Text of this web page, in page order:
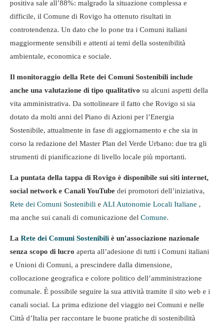
positiva sale all’88%: malgrado la situazione complessa e
difficile, il Comune di Rovigo ha ottenuto risultati in
controtendenza. Un dato che lo pone tra i Comuni italiani
maggiormente sensibili e attenti ai temi della sostenibilità
ambientale, economica e sociale.
Il monitoraggio della Rete dei Comuni Sostenibili include
anche una valutazione di tipo qualitativo su alcuni aspetti della
vita amministrativa. Da sottolineare il fatto che Rovigo si sia
dotato da molti anni del Piano di Azioni per l’Energia
Sostenibile, attualmente in fase di aggiornamento e che sia in
corso la redazione del Master Plan del Verde Urbano: due tra gli
strumenti di pianificazione di livello locale più mportanti.
La puntata della tappa di Rovigo è disponibile sui siti internet,
social network e Canali YouTube dei promotori dell’iniziativa,
Rete dei Comuni Sostenibili e ALI Autonomie Locali Italiane ,
ma anche sui canali di comunicazione del Comune.
La Rete dei Comuni Sostenibili è un’associazione nazionale
senza scopo di lucro aperta all’adesione di tutti i Comuni italiani
e Unioni di Comuni, a prescindere dalla dimensione,
collocazione geografica e colore politico dell’amministrazione
comunale. È possibile seguire la sua attività tramite il sito web e i
canali social. La prima edizione del viaggio nei Comuni e nelle
Città d’Italia per raccontare le buone pratiche di sostenibilità